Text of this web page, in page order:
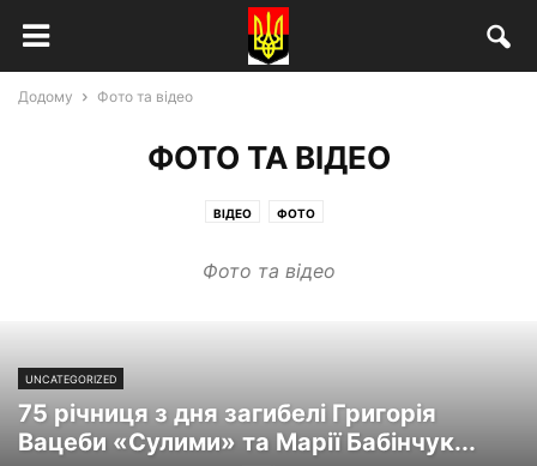
Додому Фото та відео
ФОТО ТА ВІДЕО
ВІДЕО ФОТО
Фото та відео
UNCATEGORIZED
75 річниця з дня загибелі Григорія
Вацеби «Сулими» та Марії Бабінчук...